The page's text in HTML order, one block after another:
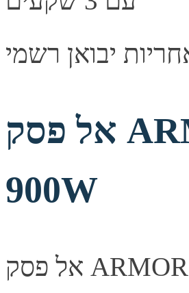
אל פסק ARMOR LINE On-Line 1000VA
900W
אל פסק ARMOR LINE On-Line בהספק 1000VA/900W —